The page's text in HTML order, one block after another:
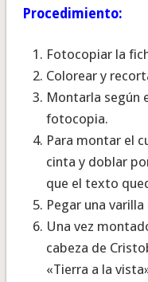
Procedimiento:
Fotocopiar la
Colorear y
Montarla según
fotocopia.
Para montar el
cinta y doblar
que el texto
Pegar una
Una vez
cabeza de
«Tierra a la